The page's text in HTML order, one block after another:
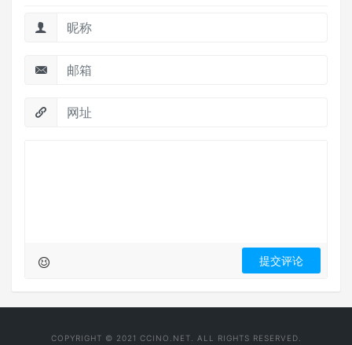
COPYRIGHT © 2021 CCINO.NET. ALL RIGHTS RESERVED.